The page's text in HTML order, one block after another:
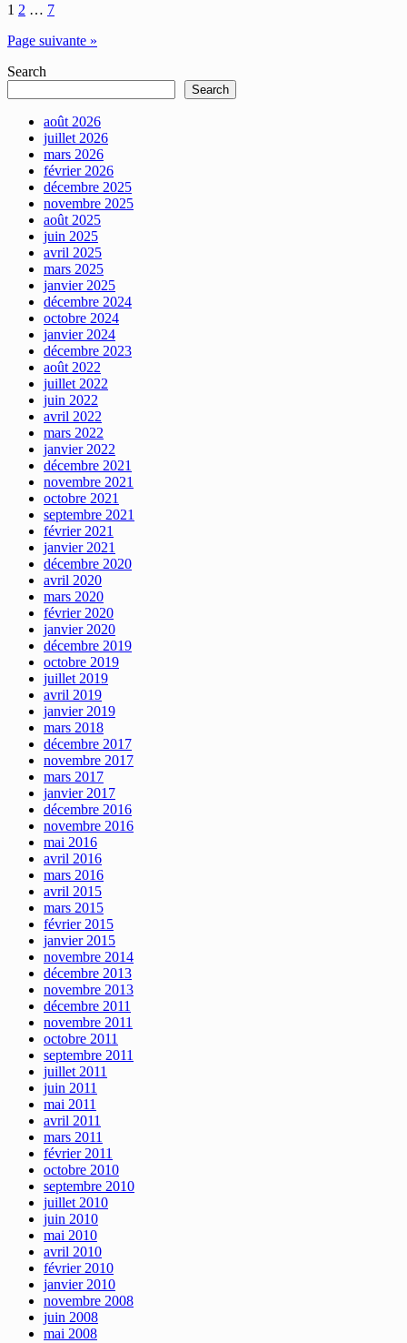
Pagination
des
publications
1 2 … 7
Page suivante »
Search
Search
août 2026
juillet 2026
mars 2026
février 2026
décembre 2025
novembre 2025
août 2025
juin 2025
avril 2025
mars 2025
janvier 2025
décembre 2024
octobre 2024
janvier 2024
décembre 2023
août 2022
juillet 2022
juin 2022
avril 2022
mars 2022
janvier 2022
décembre 2021
novembre 2021
octobre 2021
septembre 2021
février 2021
janvier 2021
décembre 2020
avril 2020
mars 2020
février 2020
janvier 2020
décembre 2019
octobre 2019
juillet 2019
avril 2019
janvier 2019
mars 2018
décembre 2017
novembre 2017
mars 2017
janvier 2017
décembre 2016
novembre 2016
mai 2016
avril 2016
mars 2016
avril 2015
mars 2015
février 2015
janvier 2015
novembre 2014
décembre 2013
novembre 2013
décembre 2011
novembre 2011
octobre 2011
septembre 2011
juillet 2011
juin 2011
mai 2011
avril 2011
mars 2011
février 2011
octobre 2010
septembre 2010
juillet 2010
juin 2010
mai 2010
avril 2010
février 2010
janvier 2010
novembre 2008
juin 2008
mai 2008